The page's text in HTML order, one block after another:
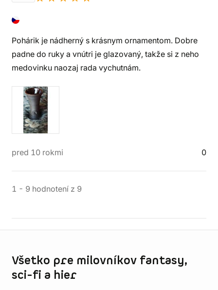
Pohárik je nádherný s krásnym ornamentom. Dobre
padne do ruky a vnútri je glazovaný, takže si z neho
medovinku naozaj rada vychutnám.
pred 10 rokmi 0
1 - 9 hodnotení z 9
Všetko pre milovníkov fantasy,
sci-fi a hier